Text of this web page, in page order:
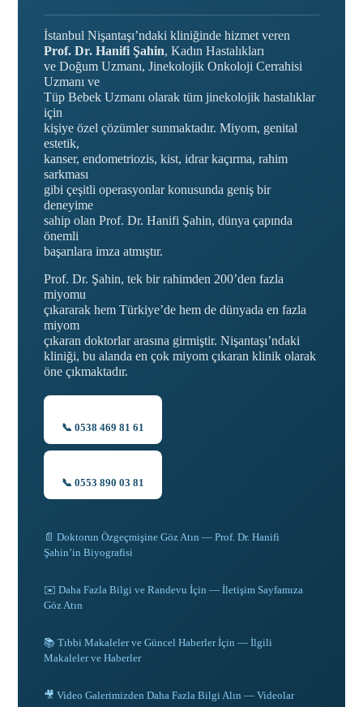
İstanbul Nişantaşı’ndaki kliniğinde hizmet veren
Prof. Dr. Hanifi Şahin, Kadın Hastalıkları
ve Doğum Uzmanı, Jinekolojik Onkoloji Cerrahisi
Uzmanı ve
Tüp Bebek Uzmanı olarak tüm jinekolojik hastalıklar
için
kişiye özel çözümler sunmaktadır. Miyom, genital
estetik,
kanser, endometriozis, kist, idrar kaçırma, rahim
sarkması
gibi çeşitli operasyonlar konusunda geniş bir
deneyime
sahip olan Prof. Dr. Hanifi Şahin, dünya çapında
önemli
başarılara imza atmıştır.
Prof. Dr. Şahin, tek bir rahimden 200’den fazla
miyomu
çıkararak hem Türkiye’de hem de dünyada en fazla
miyom
çıkaran doktorlar arasına girmiştir. Nişantaşı’ndaki
kliniği, bu alanda en çok miyom çıkaran klinik olarak
öne çıkmaktadır.
📞 0538 469 81 61
📞 0553 890 03 81
📄 Doktorun Özgeçmişine Göz Atın — Prof. Dr. Hanifi
Şahin’in Biyografisi
✉️ Daha Fazla Bilgi ve Randevu İçin — İletişim Sayfamıza
Göz Atın
📚 Tıbbi Makaleler ve Güncel Haberler İçin — İlgili
Makaleler ve Haberler
🎥 Video Galerimizden Daha Fazla Bilgi Alın — Videolar